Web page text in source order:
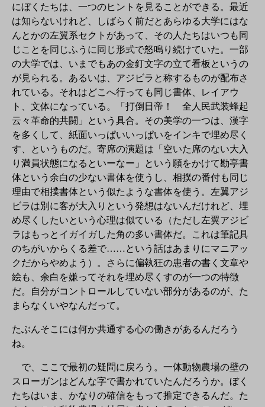
にぼくたちは、一つのヒントを見ることができる。最近
は知らないけれど、しばらく前だとあらゆる大学にはな
んとかの左翼系セクトがあって、その人たちはいつも同
じことを同じふうに同じ形式で怒鳴り続けていた。一部
の大学では、いまでもあの金釘文字の立て看板というの
が見られる。あるいは、アジビラと称するものが配布さ
れている。それはどこへ行っても同じ書体、レイアウ
ト、文体になっている。「打倒日帝！ 全人民武装蜂起
云々革命的共闘」という具合。その美学の一つは、漢字
を多くして、紙面いっぱいいっぱいをインキで埋め尽く
す、というものだ。寄席の演題は「空いた席のない大入
り満員状態になるといーなー」という願をかけて勘亭書
体という余白の少ない書体を使うし、相撲の番付も同じ
理由で相撲書体という似たような書体を使う。左翼アジ
ビラは別に客が大入りという発想はないんだけれど、埋
め尽くしたいという心理は似ている（ただし左翼アジビ
ラはもっとイガイガした角の多い書体だ。これは筆記具
のちがいからくる差で……という話はあまりにマニアッ
クだからやめよう）。さらに偏執狂の患者の書く文章や
絵も、余白を嫌ってそれを埋め尽くすのが一つの特徴
だ。自分がコントロールしていない部分があるのが、た
まらなくいやなんだって。
たぶんそこには何か共通する心の働きがあるんだろう
ね。
で、ここで最初の疑問に戻ろう。一体動物農場の壁の
スローガンはどんな字で書かれていたんだろうか。ぼく
たちはいま、かなりの確信をもって推定できるんだ。た